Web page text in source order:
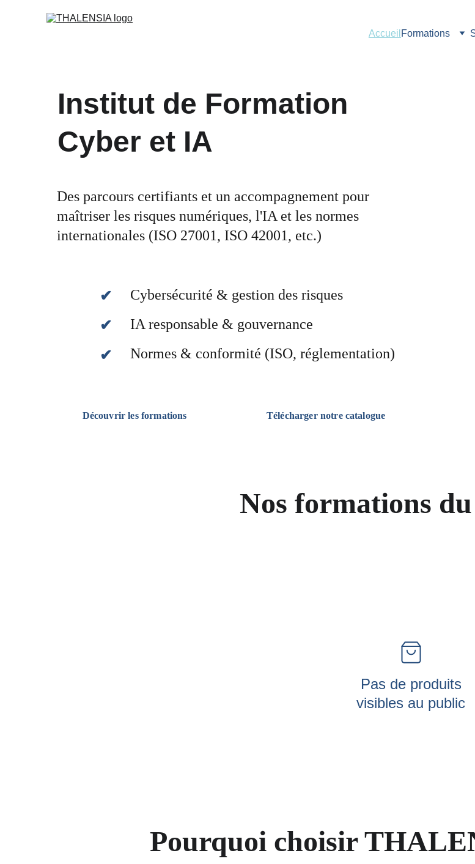
Accueil Formations
Institut de Formation
Cyber et IA
Découvrir les formations
Des parcours certifiants et un accompagnement pour
maîtriser les risques numériques, l'IA et les normes
internationales (ISO 27001, ISO 42001, etc.)
Cybersécurité & gestion des risques
✔
✔
✔
IA responsable & gouvernance
Normes & conformité (ISO, réglementation)
Télécharger notre catalogue
Nos formations
Pas de produits
visibles au public
Pourquoi choisir